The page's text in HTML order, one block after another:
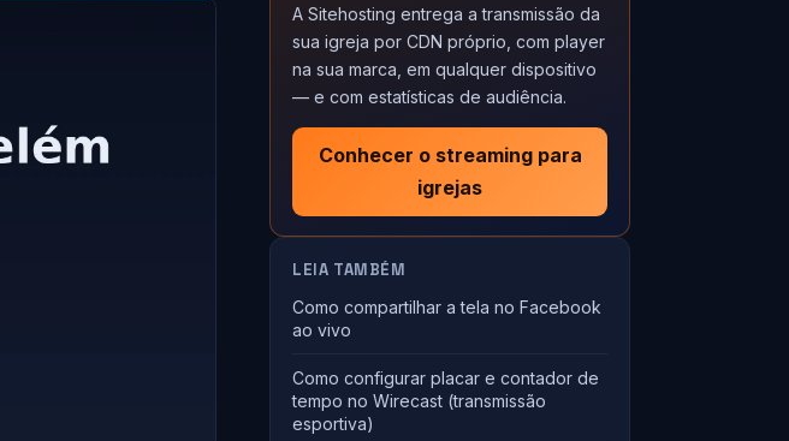
A Sitehosting entrega a transmissão da
sua igreja por CDN próprio, com player
na sua marca, em qualquer dispositivo
— e com estatísticas de audiência.
Conhecer o streaming para
igrejas
LEIA TAMBÉM
Como compartilhar a tela no Facebook
ao vivo
Como configurar placar e contador de
tempo no Wirecast (transmissão
esportiva)